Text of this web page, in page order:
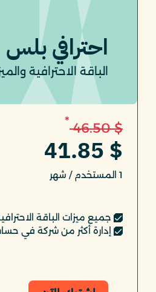
احترافي بلس
الباقة الاحترافية
$ 46.50
*
$ 41.85
1 المستخدم / شهر
جميع ميزات الباقة
إدارة أكثر من شركة في